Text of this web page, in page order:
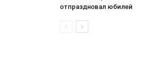
отпраздновал юбилей